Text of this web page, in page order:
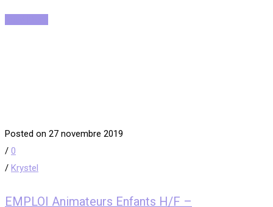
Posted on 27 novembre 2019
/ 0
/ Krystel
EMPLOI Animateurs Enfants H/F –